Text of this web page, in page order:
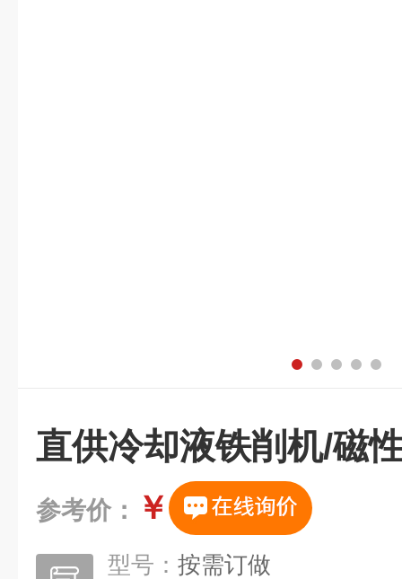
直供冷却液铁削机/磁
参考价： ￥
型号： 按需订做